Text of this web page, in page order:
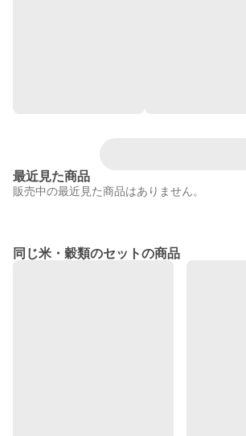
最近見た商品
販売中の最近見た商品はありません。
同じ米・穀類のセットの商品